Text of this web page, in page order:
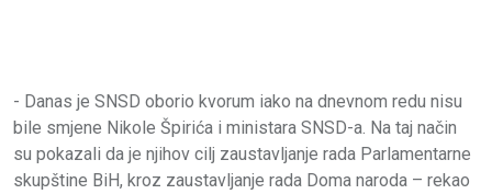
- Danas je SNSD oborio kvorum iako na dnevnom redu nisu
bile smjene Nikole Špirića i ministara SNSD-a. Na taj način
su pokazali da je njihov cilj zaustavljanje rada Parlamentarne
skupštine BiH, kroz zaustavljanje rada Doma naroda – rekao